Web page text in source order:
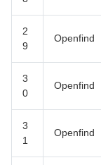
2
9
Openfind
3
0
Openfind
3
1
Openfind